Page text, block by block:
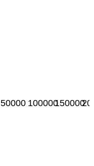
50000 100000150000